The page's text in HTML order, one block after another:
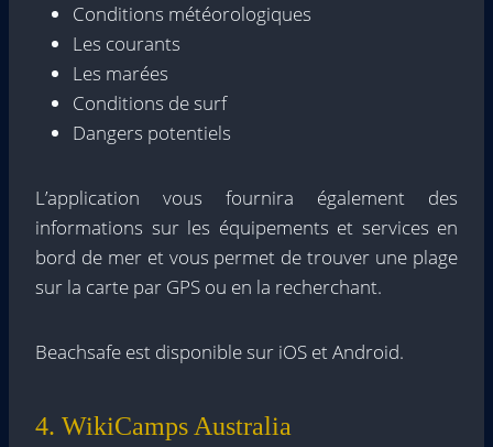
Conditions météorologiques
Les courants
Les marées
Conditions de surf
Dangers potentiels
L’application vous fournira également des
informations sur les équipements et services en
bord de mer et vous permet de trouver une plage
sur la carte par GPS ou en la recherchant.
Beachsafe est disponible sur iOS et Android.
4. WikiCamps Australia